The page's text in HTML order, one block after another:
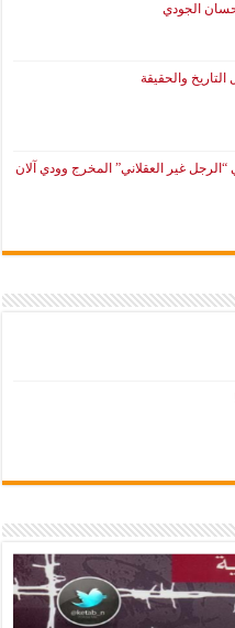
حسان الجودي
غير العقلاني” المخرج وودي آلان